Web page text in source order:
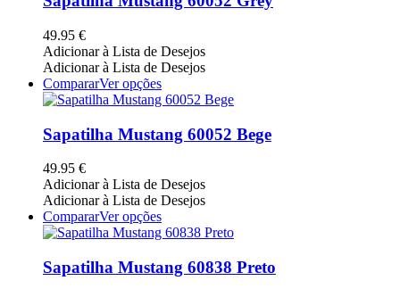
product
variants.
options
may
be
chosen
on
product
49.95 €
Adicionar à Lista de Desejos
Adicionar à Lista de Desejos
CompararVer opçõesThis
product
multiple
variants.
options
may
be
chosen
on
product
Sapatilha Mustang 60052 Bege
49.95 €
Adicionar à Lista de Desejos
Adicionar à Lista de Desejos
CompararVer opçõesThis
product
multiple
variants.
Sapatilha Mustang 60838 Preto